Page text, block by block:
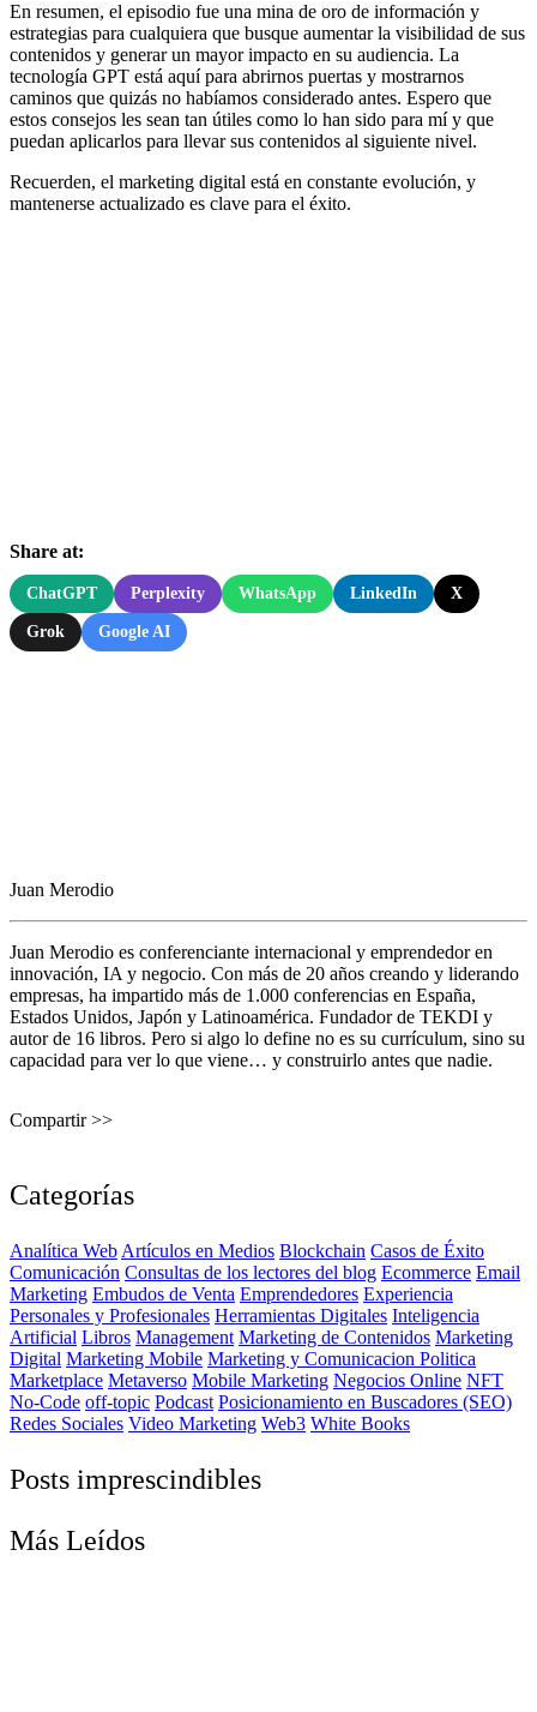
En resumen, el episodio fue una mina de oro de información y
estrategias para cualquiera que busque aumentar la visibilidad de sus
contenidos y generar un mayor impacto en su audiencia. La
tecnología GPT está aquí para abrirnos puertas y mostrarnos
caminos que quizás no habíamos considerado antes. Espero que
estos consejos les sean tan útiles como lo han sido para mí y que
puedan aplicarlos para llevar sus contenidos al siguiente nivel.
Recuerden, el marketing digital está en constante evolución, y
mantenerse actualizado es clave para el éxito.
Share at:
ChatGPT Perplexity WhatsApp LinkedIn X
Grok Google AI
Juan Merodio
Juan Merodio es conferenciante internacional y emprendedor en
innovación, IA y negocio. Con más de 20 años creando y liderando
empresas, ha impartido más de 1.000 conferencias en España,
Estados Unidos, Japón y Latinoamérica. Fundador de TEKDI y
autor de 16 libros. Pero si algo lo define no es su currículum, sino su
capacidad para ver lo que viene… y construirlo antes que nadie.
Compartir >>
Categorías
Analítica Web Artículos en Medios Blockchain Casos de Éxito
Comunicación Consultas de los lectores del blog Ecommerce Email
Marketing Embudos de Venta Emprendedores Experiencia
Personales y Profesionales Herramientas Digitales Inteligencia
Artificial Libros Management Marketing de Contenidos Marketing
Digital Marketing Mobile Marketing y Comunicacion Politica
Marketplace Metaverso Mobile Marketing Negocios Online NFT
No-Code off-topic Podcast Posicionamiento en Buscadores (SEO)
Redes Sociales Video Marketing Web3 White Books
Posts imprescindibles
Más Leídos